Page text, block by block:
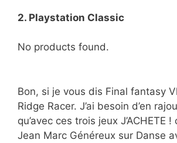
2. Playstation Classic
No products found.
Bon, si je vous dis Final fantasy
Ridge Racer. J’ai besoin d’en
qu’avec ces trois jeux J’ACHETE
Jean Marc Généreux sur Danse